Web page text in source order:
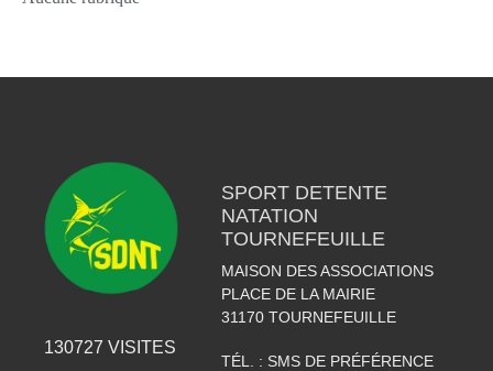
130727 VISITES
SPORT DETENTE
NATATION
TOURNEFEUILLE
MAISON DES ASSOCIATIONS
PLACE DE LA MAIRIE
31170 TOURNEFEUILLE
TÉL. : SMS DE PRÉFÉRENCE